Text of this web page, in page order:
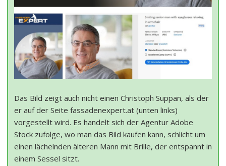
Das Bild zeigt auch nicht einen Christoph Suppan, als der
er auf der Seite fassadenexpert.at (unten links)
vorgestellt wird. Es handelt sich der Agentur Adobe
Stock zufolge, wo man das Bild kaufen kann, schlicht um
einen lächelnden älteren Mann mit Brille, der entspannt in
einem Sessel sitzt.